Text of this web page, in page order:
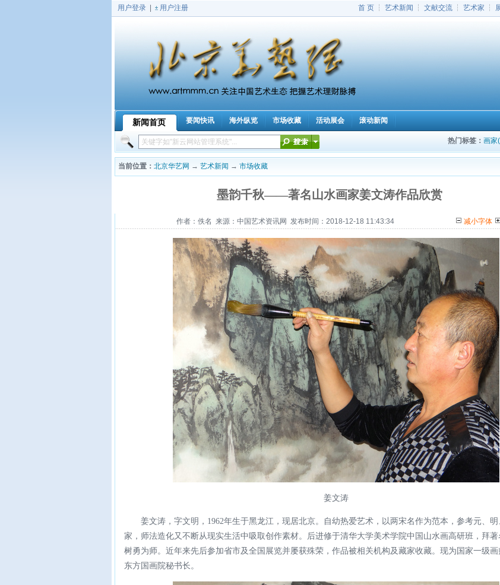
用户登录 用户注册 首 页 ┆ 艺术新闻 ┆ 文献交流 ┆ 艺术家 ┆
新闻首页
|
要闻快讯 海外纵览 市场收藏 活动展会 滚动新闻
热门标签： 画家
当前位置： 北京华艺网 → 艺术新闻 → 市场收藏
墨韵千秋——著名山水画家姜文涛作品欣赏
减小字体
作者：佚名 来源：中国艺术资讯网 发布时间：2018-12-18 11:43:34
姜文涛
姜文涛，字文明，1962年生于黑龙江，现居北京。自幼热爱艺术，以两宋名作为范本，参考元、明
家，师法造化又不断从现实生活中吸取创作素材。后进修于清华大学美术学院中国山水画高研班，拜著
树勇为师。近年来先后参加省市及全国展览并屡获殊荣，作品被相关机构及藏家收藏。现为国家一级
东方国画院秘书长。